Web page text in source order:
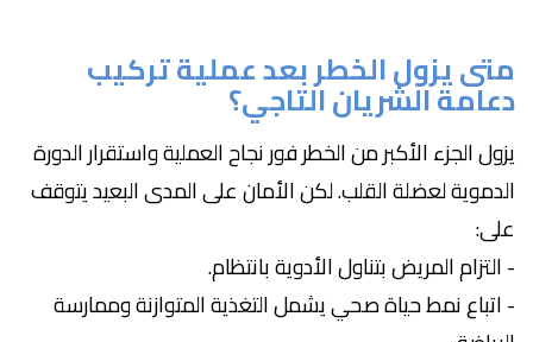
متى يزول الخطر بعد عملية تركيب
دعامة الشريان التاجي؟
يزول الجزء الأكبر من الخطر فور نجاح العملية واستقرار الدورة
الدموية لعضلة القلب. لكن الأمان على المدى البعيد يتوقف
على:
- التزام المريض بتناول الأدوية بانتظام.
- اتباع نمط حياة صحي يشمل التغذية المتوازنة وممارسة